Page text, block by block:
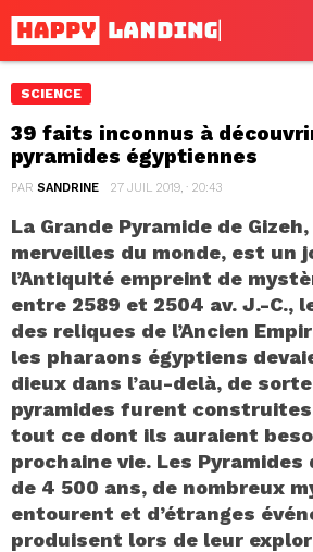
SCIENCE
39 faits inconnus à
pyramides égyptiennes
PAR SANDRINE 27 JUIL 2019, · 20:43
La Grande Pyramide de
merveilles du monde, est un
l’Antiquité empreint de
entre 2589 et 2504 av. J.-C.,
des reliques de l’Ancien
les pharaons égyptiens
dieux dans l’au-delà, de
pyramides furent
tout ce dont ils auraient
prochaine vie. Les
de 4 500 ans, de nombreux
entourent et d’étranges
produisent lors de leur